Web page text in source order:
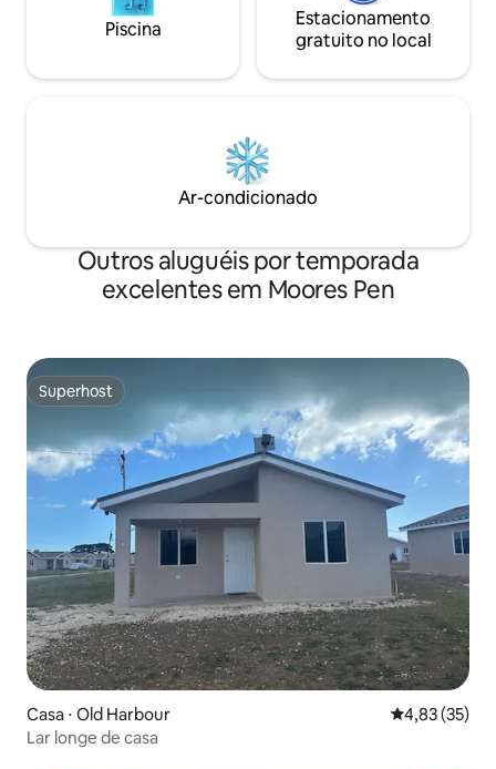
Piscina
Estacionamento
gratuito no local
Ar-condicionado
Outros aluguéis por temporada
excelentes em Moores Pen
Superhost
Superhost
Casa ⋅ Old Harbour 4,83 de uma
4,83 (35)
Lar longe de casa